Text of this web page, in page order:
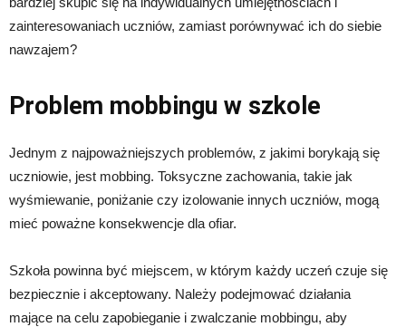
zainteresowaniach uczniów, zamiast porównywać ich do siebie
nawzajem?
Problem mobbingu w szkole
Jednym z najpoważniejszych problemów, z jakimi borykają się
uczniowie, jest mobbing. Toksyczne zachowania, takie jak
wyśmiewanie, poniżanie czy izolowanie innych uczniów, mogą
mieć poważne konsekwencje dla ofiar.
Szkoła powinna być miejscem, w którym każdy uczeń czuje się
bezpiecznie i akceptowany. Należy podejmować działania
mające na celu zapobieganie i zwalczanie mobbingu, aby